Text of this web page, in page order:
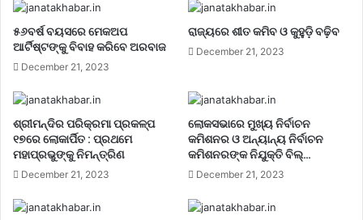
୫୬ବର୍ଷ ବୟସରେ ମେକଅପ
ଆର୍ଟିଷ୍ଟଙ୍କୁ ବିବାହ କରିବେ ଅରବାଜ
December 21, 2023
ରାଜ୍ୟରେ ଶୀତ କମିବ ଓ କୁହୁଡ଼ି ବଢ଼ିବ
December 21, 2023
ଶ୍ରୀମନ୍ଦିର ପରିକ୍ରମା ପ୍ରକଳ୍ପ
୧୭ରେ ଲୋକାର୍ପିତ : ପ୍ରଥମେ
ମହାପ୍ରଭୁଙ୍କୁ ନିମନ୍ତ୍ରିଣ
December 21, 2023
ଲୋକସଭାରେ ମୁଖ୍ୟ ନିର୍ବାଚନ
କମିଶନର ଓ ଅନ୍ୟାନ୍ୟ ନିର୍ବାଚନ
କମିଶନରଙ୍କ ନିଯୁକ୍ତି ବିଲ୍…
December 21, 2023